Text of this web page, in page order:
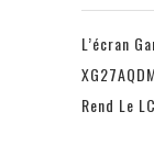
L’écran
Rend Le